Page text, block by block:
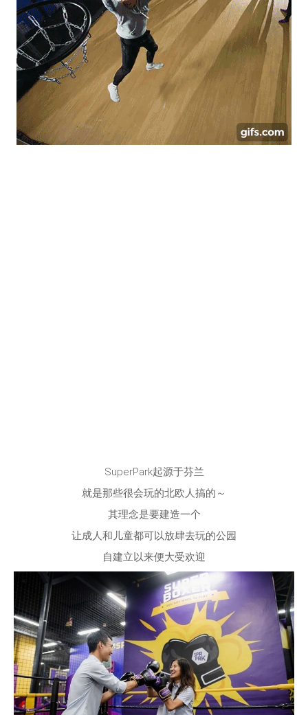
SuperPark起源于芬兰
就是那些很会玩的北欧人搞的～
其理念是要建造一个
让成人和儿童都可以放肆去玩的公园
自建立以来便大受欢迎